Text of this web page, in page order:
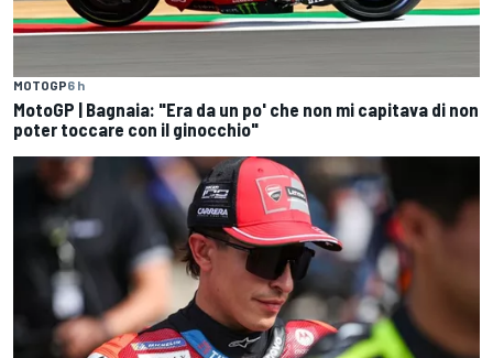
MOTOGP6 h
MotoGP | Bagnaia: "Era da un po' che non mi capitava di non
poter toccare con il ginocchio"